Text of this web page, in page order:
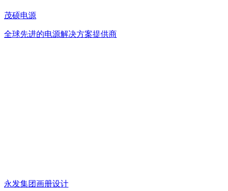
茂硕电源
全球先进的电源解决方案提供商
永发集团画册设计